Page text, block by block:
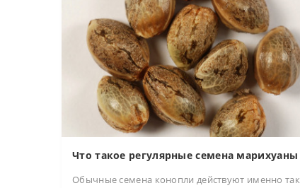
Что такое регулярные семена марихуаны
Обычные семена конопли действуют именно